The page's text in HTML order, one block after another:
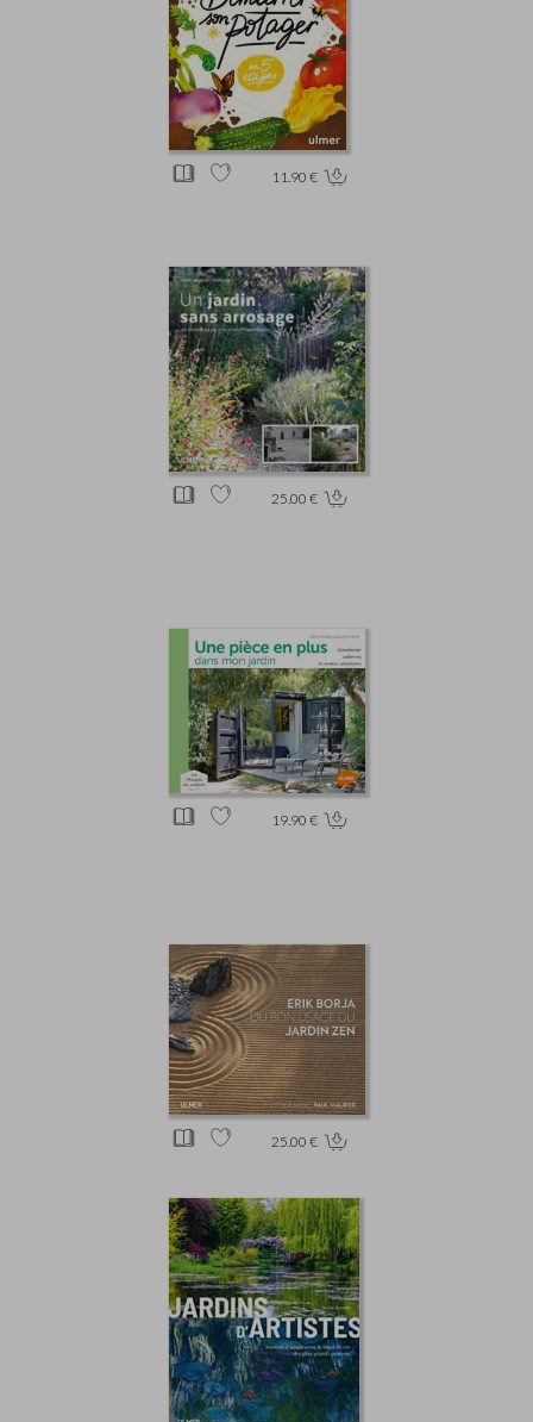
11.90 €
25.00 €
19.90 €
25.00 €